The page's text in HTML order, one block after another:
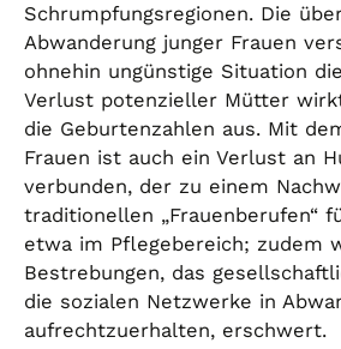
Schrumpfungsregionen. Die
Abwanderung junger Frauen
ohnehin ungünstige Situation
Verlust potenzieller Mütter
die Geburtenzahlen aus. Mit
Frauen ist auch ein Verlust an
verbunden, der zu einem
traditionellen „Frauenberufen“
etwa im Pflegebereich; zudem
Bestrebungen, das
die sozialen Netzwerke in
aufrechtzuerhalten, erschwert.